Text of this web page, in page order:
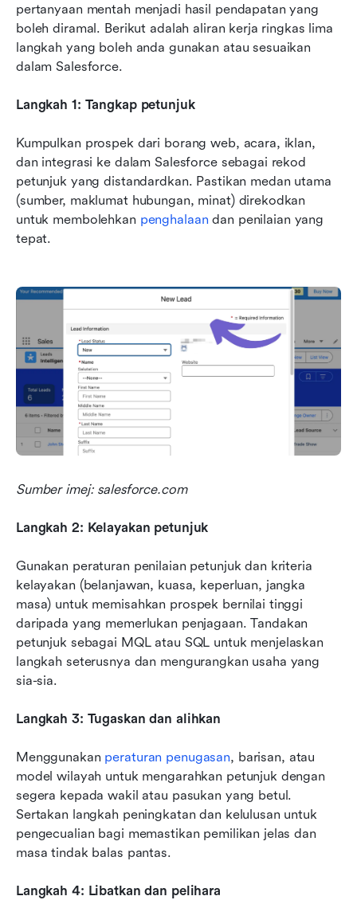
pertanyaan mentah menjadi hasil pendapatan yang
boleh diramal. Berikut adalah aliran kerja ringkas lima
langkah yang boleh anda gunakan atau sesuaikan
dalam Salesforce.
Langkah 1: Tangkap petunjuk
Kumpulkan prospek dari borang web, acara, iklan,
dan integrasi ke dalam Salesforce sebagai rekod
petunjuk yang distandardkan. Pastikan medan utama
(sumber, maklumat hubungan, minat) direkodkan
untuk membolehkan penghalaan dan penilaian yang
tepat.
Sumber imej: salesforce.com
Langkah 2: Kelayakan petunjuk
Gunakan peraturan penilaian petunjuk dan kriteria
kelayakan (belanjawan, kuasa, keperluan, jangka
masa) untuk memisahkan prospek bernilai tinggi
daripada yang memerlukan penjagaan. Tandakan
petunjuk sebagai MQL atau SQL untuk menjelaskan
langkah seterusnya dan mengurangkan usaha yang
sia-sia.
Langkah 3: Tugaskan dan alihkan
Menggunakan peraturan penugasan, barisan, atau
model wilayah untuk mengarahkan petunjuk dengan
segera kepada wakil atau pasukan yang betul.
Sertakan langkah peningkatan dan kelulusan untuk
pengecualian bagi memastikan pemilikan jelas dan
masa tindak balas pantas.
Langkah 4: Libatkan dan pelihara